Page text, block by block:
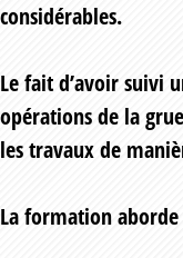
considérables.
Le fait d’avoir suivi
opérations de la
les travaux de
La formation